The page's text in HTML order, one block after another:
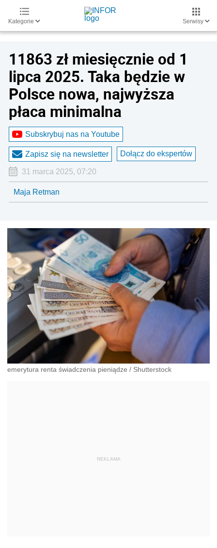
Kategorie Serwisy
11863 zł miesięcznie od 1
lipca 2025. Taka będzie w
Polsce nowa, najwyższa
płaca minimalna
Subskrybuj nas na Youtube
Zapisz się na newsletter Dołącz do ekspertów
31 marca 2025, 07:20
Maja Retman
emerytura renta świadczenia pieniądze / Shutterstock